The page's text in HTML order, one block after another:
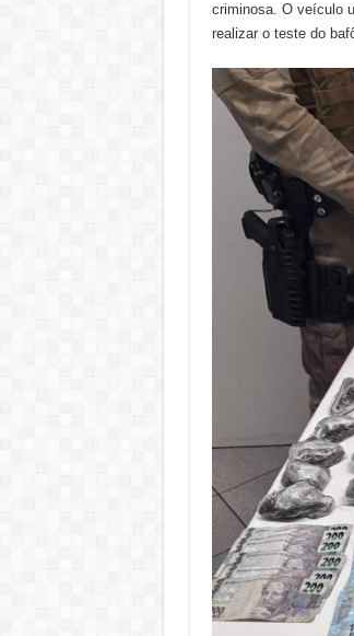
criminosa. O veículo
realizar o teste do